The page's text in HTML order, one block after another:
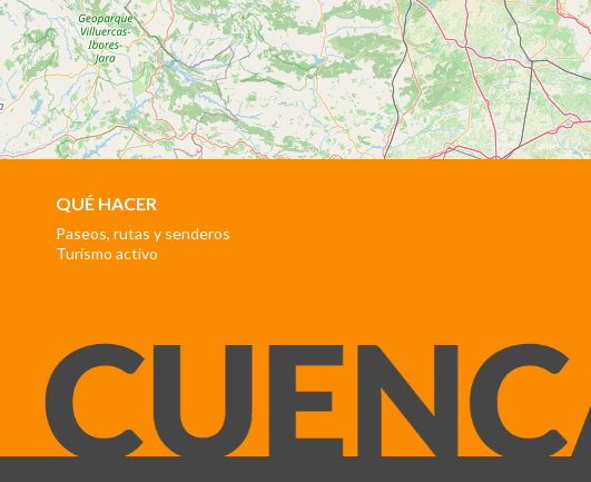
QUÉ HACER
Paseos, rutas y senderos
Turismo activo